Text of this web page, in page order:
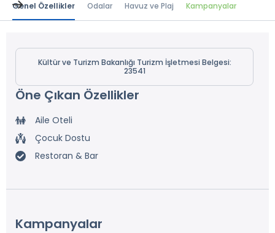
Genel Özellikler Odalar Havuz ve Plaj Kampanyalar
Kültür ve Turizm Bakanlığı Turizm İşletmesi Belgesi:
23541
Öne Çıkan Özellikler
Aile Oteli
Çocuk Dostu
Restoran & Bar
Kampanyalar